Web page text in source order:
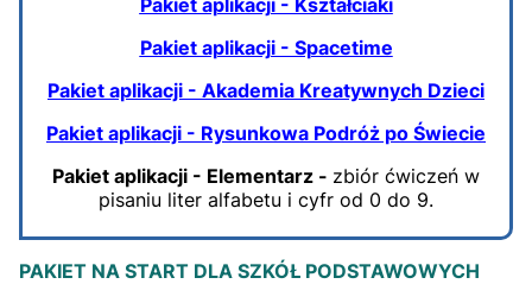
Pakiet aplikacji - Spacetime
Pakiet aplikacji - Akademia Kreatywnych Dzieci
Pakiet aplikacji - Rysunkowa Podróż po Świecie
Pakiet aplikacji - Elementarz - zbiór ćwiczeń w
pisaniu liter alfabetu i cyfr od 0 do 9.
PAKIET NA START DLA SZKÓŁ PODSTAWOWYCH